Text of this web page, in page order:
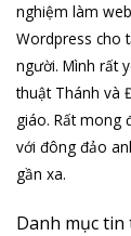
nghiệm làm
Wordpress cho
người. Mình rất
thuật Thánh và
giáo. Rất mong
với đông đảo
gần xa.
Danh mục tin